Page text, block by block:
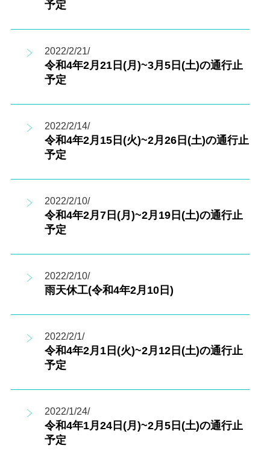
予定
2022/2/21/
令和4年2月21日(月)~3月5日(土)の通行止
予定
2022/2/14/
令和4年2月15日(火)~2月26日(土)の通行止
予定
2022/2/10/
令和4年2月7日(月)~2月19日(土)の通行止
予定
2022/2/10/
雨天休工(令和4年2月10日)
2022/2/1/
令和4年2月1日(火)~2月12日(土)の通行止
予定
2022/1/24/
令和4年1月24日(月)~2月5日(土)の通行止
予定